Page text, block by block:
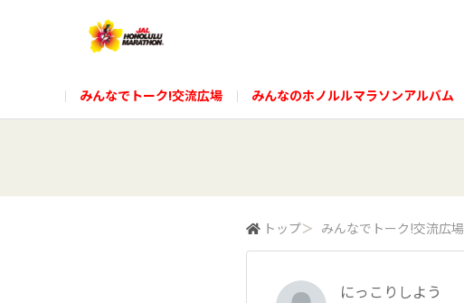
みんなでトーク!交流広場 みんなのホノルルマラソンアルバム
トップ＞ みんなでトーク!交流広場
にっこりしよう